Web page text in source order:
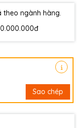
ngành hàng.
Sao chép